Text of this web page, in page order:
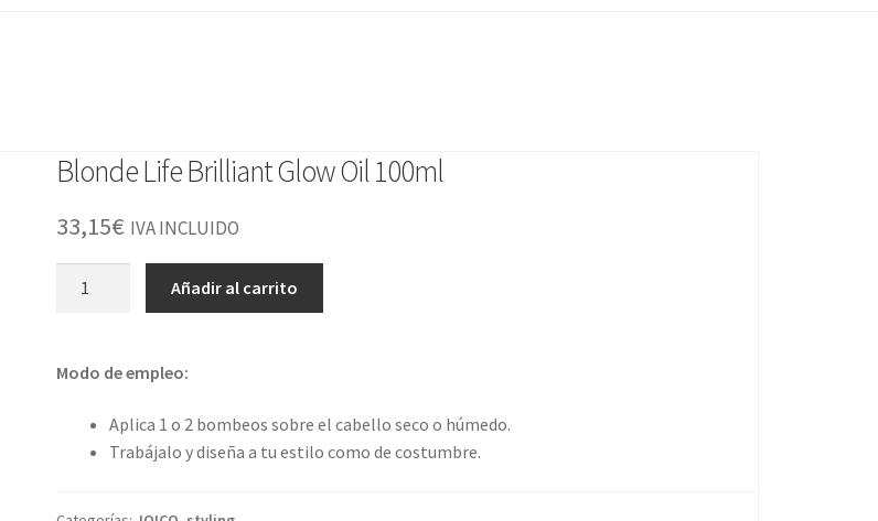
Blonde Life Brilliant Glow Oil 100ml
33,15€ IVA INCLUIDO
Oil
Añadir al carrito
Modo de empleo:
Aplica 1 o 2 bombeos sobre el cabello seco o húmedo.
Trabájalo y diseña a tu estilo como de costumbre.